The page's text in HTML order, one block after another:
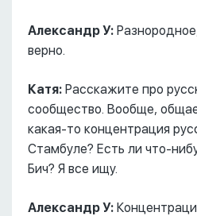
Александр У:
верно.
Катя: Расскажите про
сообщество. Вообще,
какая-то концентрация
Стамбуле? Есть ли что-
Бич? Я все ищу.
Александр У: